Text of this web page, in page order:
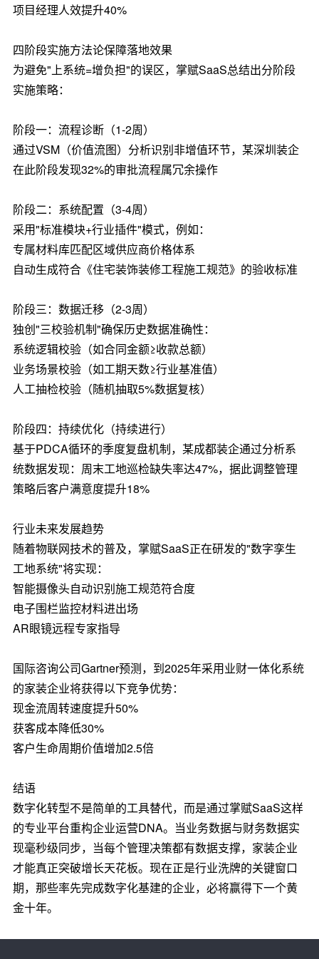
项目经理人效提升40%
四阶段实施方法论保障落地效果
为避免"上系统=增负担"的误区，掌赋SaaS总结出分阶段
实施策略：
阶段一：流程诊断（1-2周）
通过VSM（价值流图）分析识别非增值环节，某深圳装企
在此阶段发现32%的审批流程属冗余操作
阶段二：系统配置（3-4周）
采用"标准模块+行业插件"模式，例如：
专属材料库匹配区域供应商价格体系
自动生成符合《住宅装饰装修工程施工规范》的验收标准
阶段三：数据迁移（2-3周）
独创"三校验机制"确保历史数据准确性：
系统逻辑校验（如合同金额≥收款总额）
业务场景校验（如工期天数≥行业基准值）
人工抽检校验（随机抽取5%数据复核）
阶段四：持续优化（持续进行）
基于PDCA循环的季度复盘机制，某成都装企通过分析系
统数据发现：周末工地巡检缺失率达47%，据此调整管理
策略后客户满意度提升18%
行业未来发展趋势
随着物联网技术的普及，掌赋SaaS正在研发的"数字孪生
工地系统"将实现：
智能摄像头自动识别施工规范符合度
电子围栏监控材料进出场
AR眼镜远程专家指导
国际咨询公司Gartner预测，到2025年采用业财一体化系统
的家装企业将获得以下竞争优势：
现金流周转速度提升50%
获客成本降低30%
客户生命周期价值增加2.5倍
结语
数字化转型不是简单的工具替代，而是通过掌赋SaaS这样
的专业平台重构企业运营DNA。当业务数据与财务数据实
现毫秒级同步，当每个管理决策都有数据支撑，家装企业
才能真正突破增长天花板。现在正是行业洗牌的关键窗口
期，那些率先完成数字化基建的企业，必将赢得下一个黄
金十年。